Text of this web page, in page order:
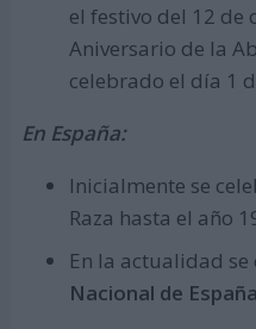
el festivo del 12 de
Aniversario de la
celebrado el día 1
En España:
Inicialmente se
Raza hasta el año
En la actualidad se
Nacional de España